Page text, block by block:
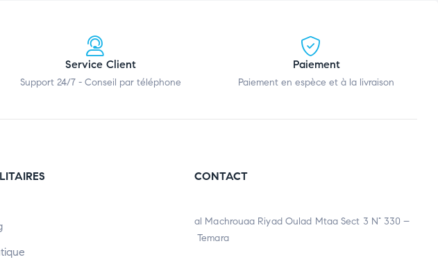
Service Client
Support 24/7 - Conseil par téléphone
Paiement
Paiement en espèce et à la livraison
CONTACT
al Machrouaa Riyad Oulad Mtaa Sect 3 N° 330 –
Temara